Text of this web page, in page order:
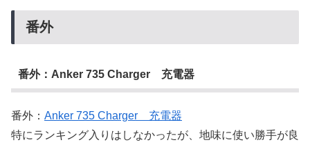
番外
番外：Anker 735 Charger 充電器
番外： Anker 735 Charger 充電器
特にランキング入りはしなかったが、地味に使い勝手が良